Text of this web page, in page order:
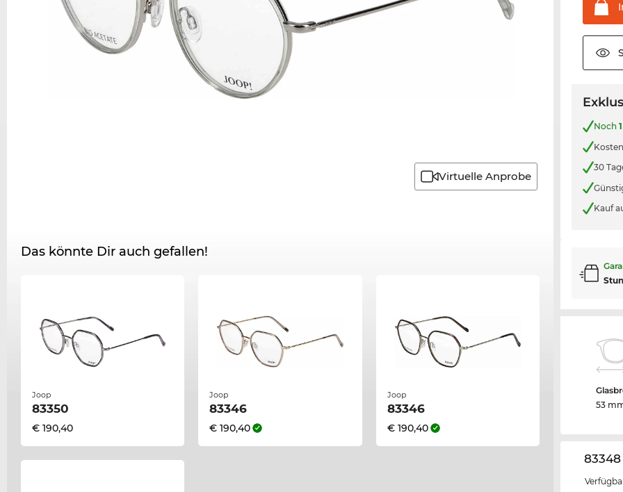
Virtuelle Anprobe
Das könnte Dir auch gefallen!
Joop
83350
€ 190,40
Joop
83346
€ 190,40
Joop
83346
€ 190,40
Noch1
30
Kauf
53